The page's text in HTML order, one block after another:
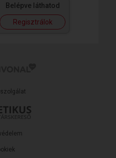
Belépve láthatod
Regisztrálok